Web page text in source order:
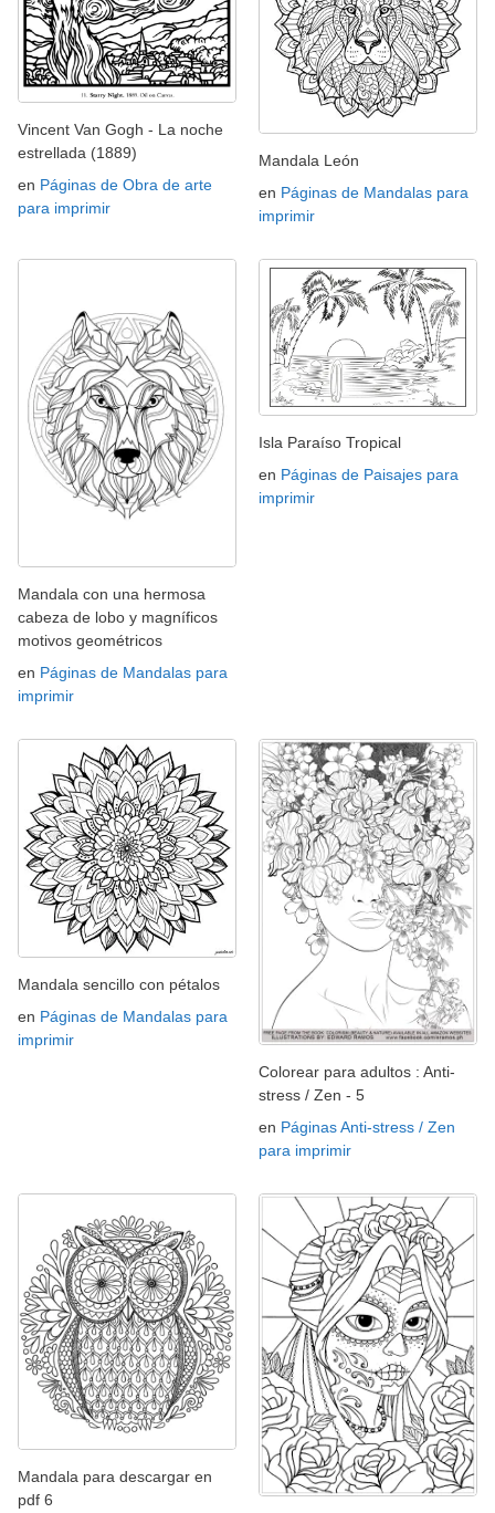
Vincent Van Gogh - La noche
estrellada (1889)
en Páginas de Obra de arte
para imprimir
Mandala León
en Páginas de Mandalas para
imprimir
Mandala con una hermosa
cabeza de lobo y magníficos
motivos geométricos
en Páginas de Mandalas para
imprimir
Isla Paraíso Tropical
en Páginas de Paisajes para
imprimir
Mandala sencillo con pétalos
en Páginas de Mandalas para
imprimir
Colorear para adultos : Anti-
stress / Zen - 5
en Páginas Anti-stress / Zen
para imprimir
Mandala para descargar en
pdf 6